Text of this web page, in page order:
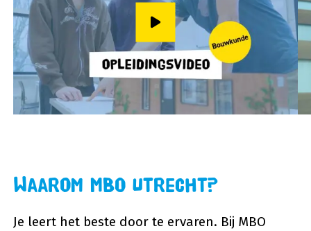
Speel video af
Waarom MBO Utrecht?
Je leert het beste door te ervaren. Bij MBO